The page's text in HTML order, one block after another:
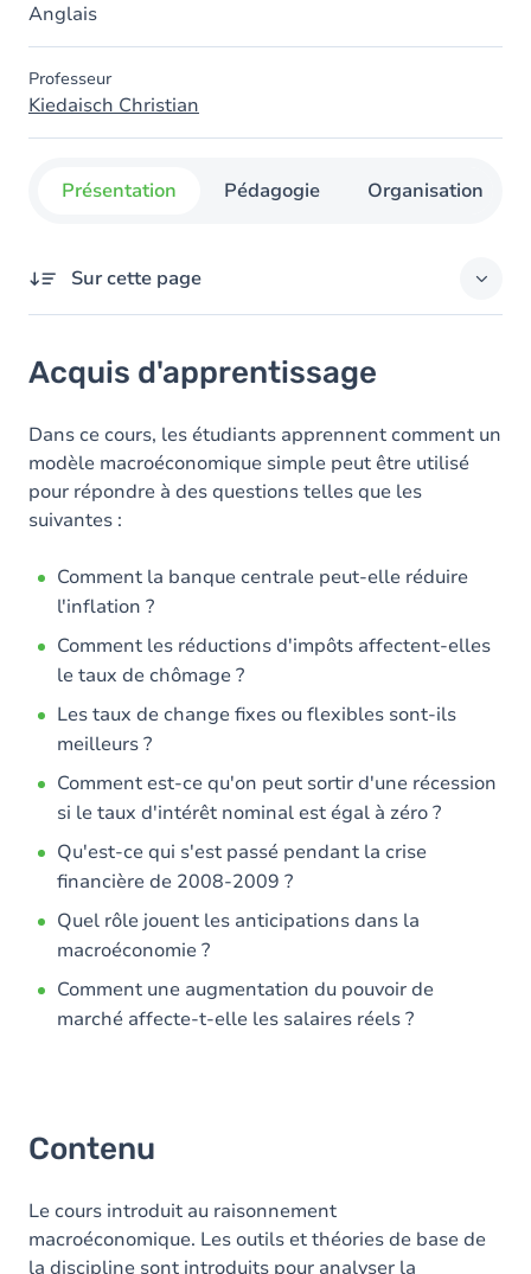
Anglais
Professeur
Kiedaisch Christian
Présentation Pédagogie Organisation
Sur cette page
Contenu
Table des matières
Exercices
Acquis d'apprentissage
Dans ce cours, les étudiants apprennent comment un
modèle macroéconomique simple peut être utilisé
pour répondre à des questions telles que les
suivantes :
Comment la banque centrale peut-elle réduire
l'inflation ?
Comment les réductions d'impôts affectent-elles
le taux de chômage ?
Les taux de change fixes ou flexibles sont-ils
meilleurs ?
Comment est-ce qu'on peut sortir d'une récession
si le taux d'intérêt nominal est égal à zéro ?
Qu'est-ce qui s'est passé pendant la crise
financière de 2008-2009 ?
Quel rôle jouent les anticipations dans la
macroéconomie ?
Comment une augmentation du pouvoir de
marché affecte-t-elle les salaires réels ?
Contenu
Le cours introduit au raisonnement
macroéconomique. Les outils et théories de base de
la discipline sont introduits pour analyser la